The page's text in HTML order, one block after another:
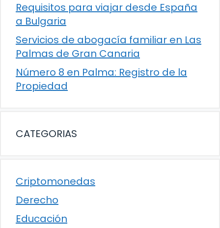
Requisitos para viajar desde España
a Bulgaria
Servicios de abogacía familiar en Las
Palmas de Gran Canaria
Número 8 en Palma: Registro de la
Propiedad
CATEGORIAS
Criptomonedas
Derecho
Educación